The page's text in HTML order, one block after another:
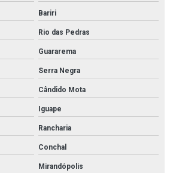
Bariri
Rio das Pedras
Guararema
Serra Negra
Cândido Mota
Iguape
Rancharia
Conchal
Mirandópolis